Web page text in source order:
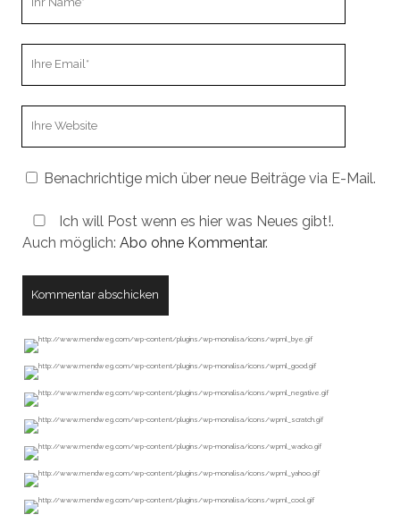
Benachrichtige mich über neue Beiträge via E-Mail.
Ich will Post wenn es hier was Neues gibt!.
Auch möglich: Abo ohne Kommentar.